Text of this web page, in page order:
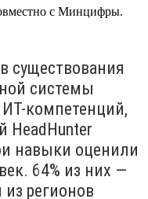
с Минцифры.
существования
системы
компетенций,
HeadHunter
навыки оценили
64% из них —
из регионов